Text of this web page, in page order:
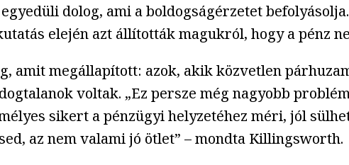
dolog, ami a boldogságérzetet
elején azt állították magukról, hogy a pénz
amit megállapított: azok, akik közvetlen
voltak. „Ez persze még nagyobb
sikert a pénzügyi helyzetéhez méri, jól
az nem valami jó ötlet” – mondta Killingsworth.